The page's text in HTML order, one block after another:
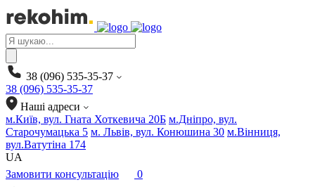
Products
search
38 (096) 535-35-37
38 (096) 535-35-37
Наші адреси
м.Київ, вул. Гната Хоткевича 20Б м.Дніпро, вул.
Старочумацька 5 м. Львів, вул. Конюшина 30 м.Вінниця,
вул.Ватутіна 174
UA
Замовити консультацію
0